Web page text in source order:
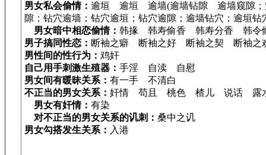
男女私会偷情： 逾垣 逾垣 逾墙(逾墙钻隙 逾墙窥隙；
隙；钻穴逾墙；钻穴逾垣；钻穴逾隙；逾墙钻穴；逾垣
男女暗中相恋偷情： 韩掾 韩寿偷香 韩寿分香 韩令
男子搞同性恋： 断袖之癖 断袖之好 断袖之契 断袖
男性间的性行为： 鸡奸
自己用手刺激生殖器： 手淫 自渎 自慰
男女间有暖昧关系： 有一手 不清白
不正当的男女关系： 奸情 苟且 桃色 楂儿 说话 露
男女有奸情： 有染
对不正当的男女关系的讥刺： 桑中之讥
男女勾搭发生关系： 入港